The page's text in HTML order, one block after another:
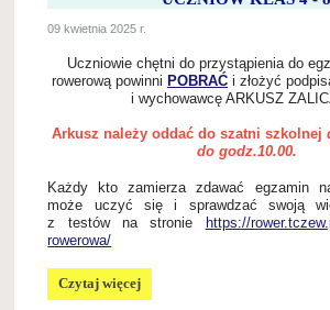
09 kwietnia 2025 r.
Uczniowie chętni do przystąpienia do
rowerową powinni POBRAĆ i złożyć
i wychowawcę ARKUSZ
Arkusz należy oddać do szatni szkolnej
do godz.10.00.
Każdy kto zamierza zdawać egzamin
może uczyć się i sprawdzać swoją
z testów na stronie
https://
rowerowa/
EGZAMIN
NA
Czytaj więcej